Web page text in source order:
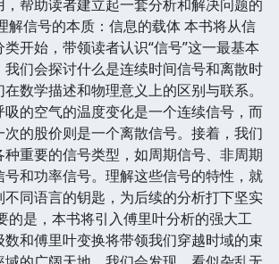
帮助读者建立起一套分析和解决问题的
解信号的本质：信息的载体 本书将从信
开始，带领读者认识“信号”这一最基本
我们会探讨什么是连续时间信号和离散时
数学描述和物理意义上的区别与联系。
吸的空气的温度变化是一个连续信号，而
的股价则是一个离散信号。接着，我们
重要的信号类型，如周期信号、非周期
号和功率信号。理解这些信号的特性，就
不同语言的钥匙，为后续的分析打下坚实
的是，本书将引入傅里叶分析的强大工
和傅里叶变换将带领我们穿越时域的束